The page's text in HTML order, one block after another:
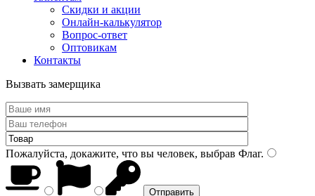
Скидки и акции
Онлайн-калькулятор
Вопрос-ответ
Оптовикам
Контакты
Вызвать замерщика
Пожалуйста, докажите, что вы человек, выбрав Флаг.